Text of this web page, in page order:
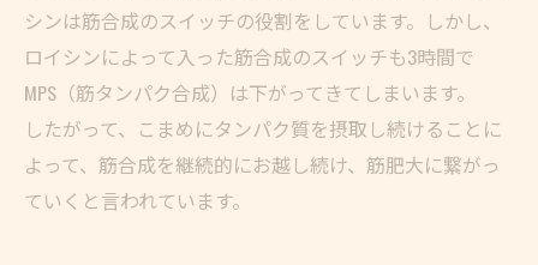
シンは筋合成のスイッチの役割をしています。しかし、
ロイシンによって入った筋合成のスイッチも3時間で
MPS（筋タンパク合成）は下がってきてしまいます。
したがって、こまめにタンパク質を摂取し続けることに
よって、筋合成を継続的にお越し続け、筋肥大に繋がっ
ていくと言われています。